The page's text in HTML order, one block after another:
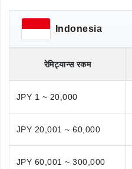
Indonesia
रेमिट्यान्स रकम
JPY 1 ~ 20,000
JPY 20,001 ~ 60,000
JPY 60,001 ~ 300,000